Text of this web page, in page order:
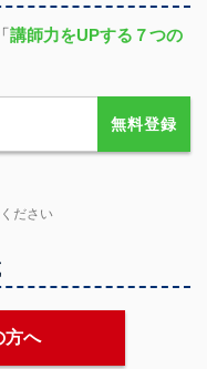
講師力をUPする７つの
無料登録
ださい
方へ